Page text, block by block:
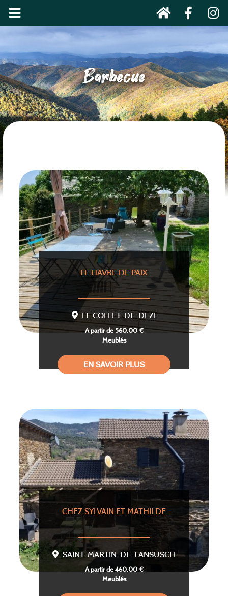
Barbecue
LE HAVRE DE PAIX
LE COLLET-DE-DEZE
A partir de 560,00 €
Meublés
EN SAVOIR PLUS
CHEZ SYLVAIN ET MATHILDE
SAINT-MARTIN-DE-LANSUSCLE
A partir de 460,00 €
Meublés